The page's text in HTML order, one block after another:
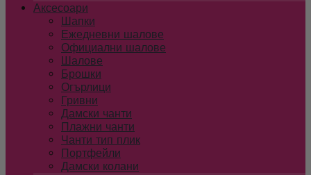
Аксесоари
Шапки
Ежедневни шалове
Официални шалове
Шалове
Брошки
Огърлици
Гривни
Дамски чанти
Плажни чанти
Чанти тип плик
Портфейли
Дамски колани